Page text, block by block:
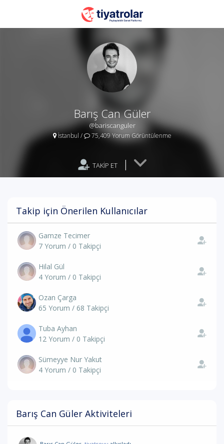
Barış Can Güler
@bariscanguler
İstanbul / 75,409 Yorum Görüntülenme
TAKİP ET |
Takip için Önerilen Kullanıcılar
Gamze Tecimer
7 Yorum / 0 Takipçi
Hilal Gül
4 Yorum / 0 Takipçi
Ozan Çarga
65 Yorum / 68 Takipçi
Tuba Ayhan
12 Yorum / 0 Takipçi
Sümeyye Nur Yakut
4 Yorum / 0 Takipçi
Barış Can Güler Aktiviteleri